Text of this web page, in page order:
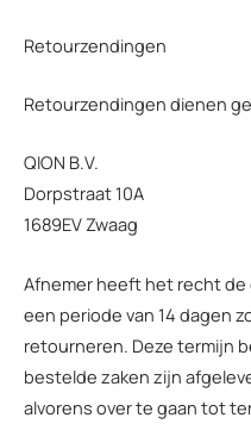
Retourzendingen
Retourzendingen dienen
QION B.V.
Dorpstraat 10A
1689EV Zwaag
Afnemer heeft het recht
een periode van 14 dagen
retourneren. Deze termijn
bestelde zaken zijn
alvorens over te gaan tot